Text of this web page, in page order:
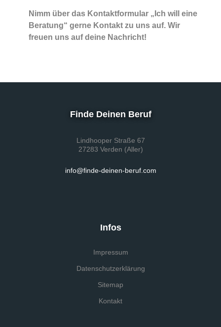
Nimm über das Kontaktformular „Ich will eine
Beratung“ gerne Kontakt zu uns auf. Wir
freuen uns auf deine Nachricht!
Finde Deinen Beruf
Lindhooper Straße 67
27283 Verden (Aller)
info@finde-deinen-beruf.com
Infos
Impressum
Datenschutzerklärung
Sitemap
Kontakt